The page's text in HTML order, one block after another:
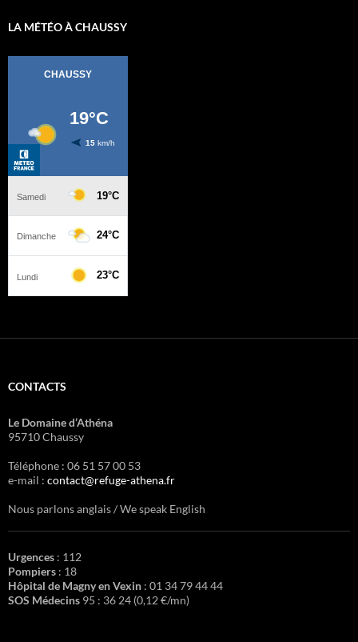
LA MÉTÉO À CHAUSSY
CONTACTS
Le Domaine d’Athéna
95710 Chaussy
Téléphone : 06 51 57 00 53
e-mail : contact@refuge-athena.fr
Nous parlons anglais / We speak English
Urgences : 112
Pompiers : 18
Hôpital de Magny en Vexin : 01 34 79 44 44
SOS Médecins 95 : 36 24 (0,12 €/mn)